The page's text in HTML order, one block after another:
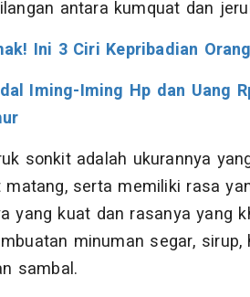
antara kumquat dan
Ini 3 Ciri Kepribadian
Iming-Iming Hp dan Uang
sonkit adalah ukurannya
matang, serta memiliki rasa
yang kuat dan rasanya yang
minuman segar,
sambal.